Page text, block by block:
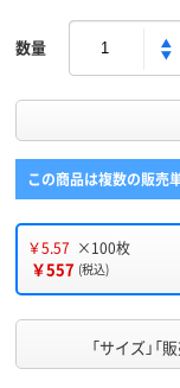
数量
この商品は複数の販売
￥5.57 ×100枚
￥557 (税込)
「サイズ」「